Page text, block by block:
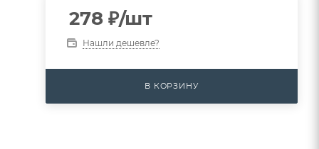
278₽/шт
Нашли дешевле?
В КОРЗИНУ